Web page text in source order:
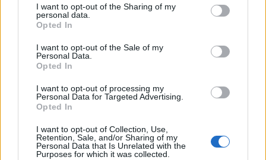
not limited to your visit or usage behaviour. You may click to
grant or deny consent to Google and its third-party tags to
use your data for below specified purposes in below Google
consent section.
I want to opt-out of the Sharing of my
personal data.
Opted In
I want to opt-out of the Sale of my
Personal Data.
Opted In
I want to opt-out of processing my
Personal Data for Targeted Advertising.
Opted In
I want to opt-out of Collection, Use,
Retention, Sale, and/or Sharing of my
Personal Data that Is Unrelated with the
Purposes for which it was collected.
A zongorista, a Rosemary gyermeke és a
Kínai negyed rendezője a szakértők szerint
Kaliforniában, ha kiadatása után a Los
Angeles-i bíróság előtt kell felelnie egykori
Forrás:MTI